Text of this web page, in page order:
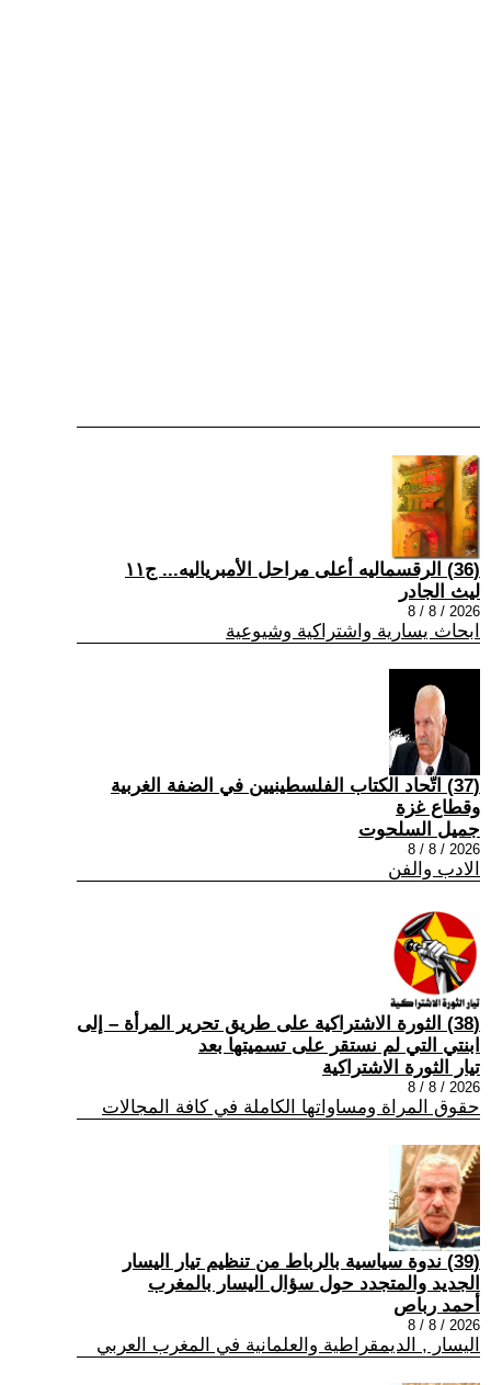
(36) الرقسماليه أعلى مراحل الأمبرياليه... ج١١
ليث الجادر
2026 / 8 / 8
ابحاث يسارية واشتراكية وشيوعية
(37) اتّحاد الكتاب الفلسطينيين في الضفة الغربية
وقطاع غزة
جميل السلحوت
2026 / 8 / 8
الادب والفن
(38) الثورة الاشتراكية على طريق تحرير المرأة – إلى
ابنتي التي لم نستقر على تسميتها بعد
تيار الثورة الاشتراكية
2026 / 8 / 8
حقوق المراة ومساواتها الكاملة في كافة المجالات
(39) ندوة سياسية بالرباط من تنظيم تيار اليسار
الجديد والمتجدد حول سؤال اليسار بالمغرب
أحمد رباص
2026 / 8 / 8
اليسار , الديمقراطية والعلمانية في المغرب العربي